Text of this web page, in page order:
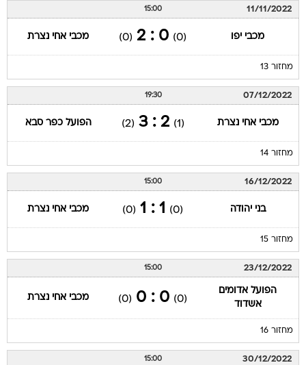
11/11/2022
15:00
מכבי יפו (0)
0 : 2
(0) מכבי אחי נצרת
מחזור 13
07/12/2022
19:30
מכבי אחי נצרת (1)
2 : 3
(2) הפועל כפר סבא
מחזור 14
16/12/2022
15:00
בני יהודה (0)
1 : 1
(0) מכבי אחי נצרת
מחזור 15
23/12/2022
15:00
הפועל אדומים
אשדוד
(0)
0 : 0
(0) מכבי אחי נצרת
מחזור 16
30/12/2022
15:00